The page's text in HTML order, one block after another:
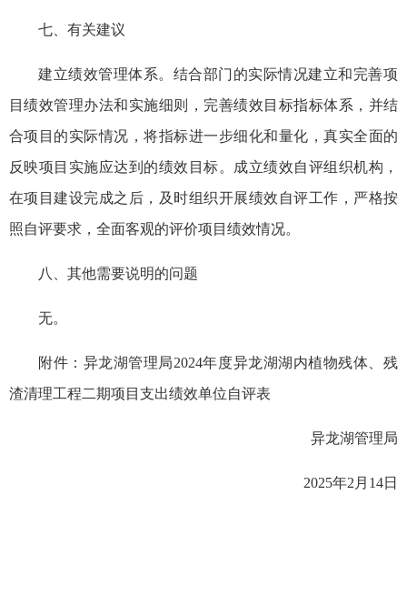
七、有关建议
建立绩效管理体系。结合部门的实际情况建立和完善项
目绩效管理办法和实施细则，完善绩效目标指标体系，并结
合项目的实际情况，将指标进一步细化和量化，真实全面的
反映项目实施应达到的绩效目标。成立绩效自评组织机构，
在项目建设完成之后，及时组织开展绩效自评工作，严格按
照自评要求，全面客观的评价项目绩效情况。
八、其他需要说明的问题
无。
附件：异龙湖管理局2024年度异龙湖湖内植物残体、残
渣清理工程二期项目支出绩效单位自评表
异龙湖管理局
2025年2月14日